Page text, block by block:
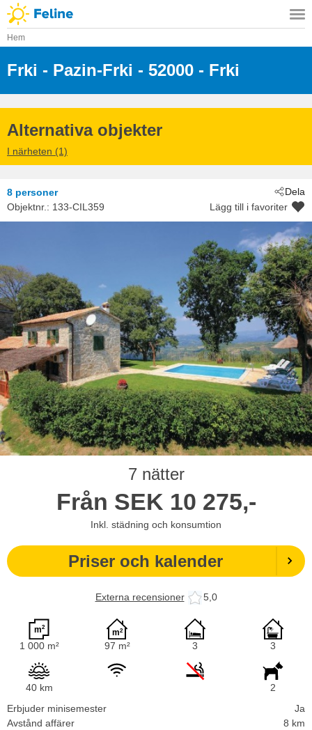
Hem
Frki - Pazin-Frki - 52000 - Frki
Alternativa objekter
I närheten (1)
Dela
8 personer
Objektnr.: 133-CIL359 Lägg till i favoriter
7 nätter
Från SEK 10 275,-
Inkl. städning och konsumtion
Priser och kalender
Externa recensioner 5,0
1 000 m² 97 m² 3 3
40 km
2
Erbjuder minisemester
Ja
Avstånd affärer
8 km